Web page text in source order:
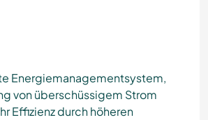
Energiemanagementsystem,
von überschüssigem Strom
Effizienz durch höheren